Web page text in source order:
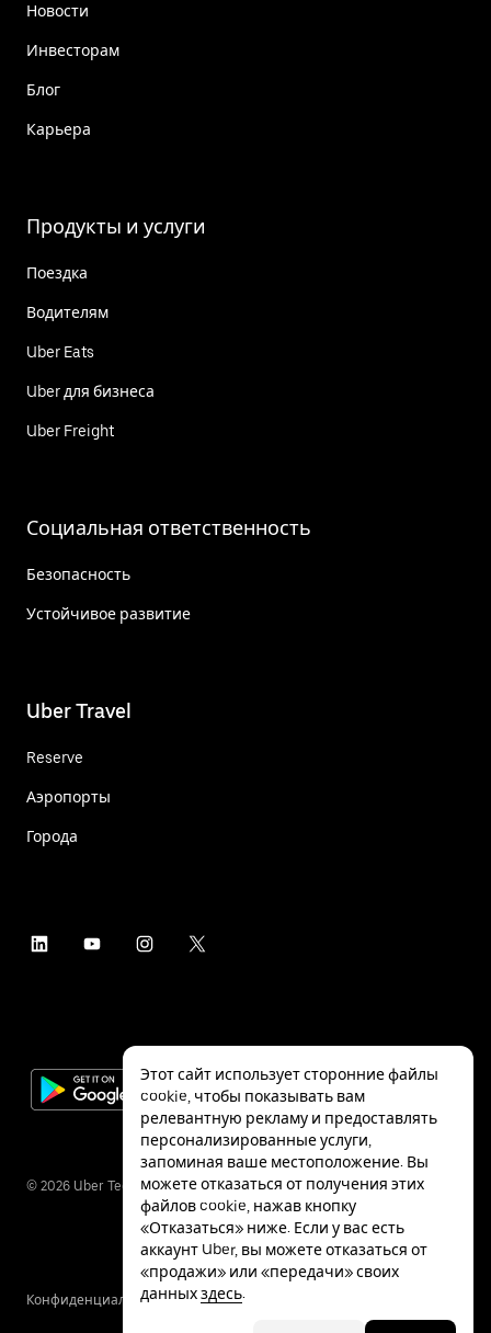
Новости
Инвесторам
Блог
Карьера
Продукты и услуги
Поездка
Водителям
Uber Eats
Uber для бизнеса
Uber Freight
Социальная ответственность
Безопасность
Устойчивое развитие
Uber Travel
Reserve
Аэропорты
Города
© 2026 Uber Technologies Inc.
КонфиденциальностьСпециальные
Этот сайт использует сторонние файлы
cookie, чтобы показывать вам
релевантную рекламу и предоставлять
персонализированные услуги,
запоминая ваше местоположение. Вы
можете отказаться от получения этих
файлов cookie, нажав кнопку
«Отказаться» ниже. Если у вас есть
аккаунт Uber, вы можете отказаться от
«продажи» или «передачи» своих
данныхздесь.